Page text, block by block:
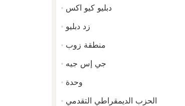
دبليو كيو اكس
زد دبليو
منطقة زوب
جي إس جيه
وحدة
الحزب الديمقراطي التقدمي